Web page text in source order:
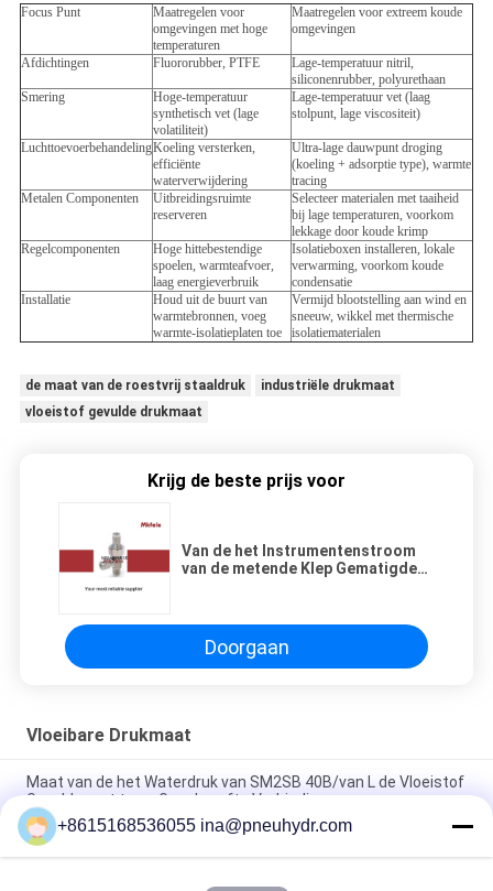
Focus Punt
Maatregelen voor
omgevingen met hoge
temperaturen
Maatregelen voor extreem koude
omgevingen
Afdichtingen Fluororubber, PTFE
Lage-temperatuur nitril,
siliconenrubber, polyurethaan
Smering
Hoge-temperatuur
synthetisch vet (lage
volatiliteit)
Lage-temperatuur vet (laag
stolpunt, lage viscositeit)
LuchttoevoerbehandelingKoeling versterken,
efficiënte
waterverwijdering
Ultra-lage dauwpunt droging
(koeling + adsorptie type), warmte
tracing
Metalen Componenten
Uitbreidingsruimte
reserveren
Selecteer materialen met taaiheid
bij lage temperaturen, voorkom
lekkage door koude krimp
Regelcomponenten
Hoge hittebestendige
spoelen, warmteafvoer,
laag energieverbruik
Isolatieboxen installeren, lokale
verwarming, voorkom koude
condensatie
Installatie
Houd uit de buurt van
warmtebronnen, voeg
warmte-isolatieplaten toe
Vermijd blootstelling aan wind en
sneeuw, wikkel met thermische
isolatiematerialen
de maat van de roestvrij staaldruk
industriële drukmaat
vloeistof gevulde drukmaat
Krijg de beste prijs voor
Van de het Instrumentenstroom
van de metende Klep Gematigde
Doorgaan
Vloeibare Drukmaat
Maat van de het Waterdruk van SM2SB 40B/van L de Vloeistof
Gevulde met twee Geschroefte Verbinding
SM1SP de ééndelige Maat van de Verbindings Vloeibare Druk
met Geplooid Geval
+8615168536055 ina@pneuhydr.com